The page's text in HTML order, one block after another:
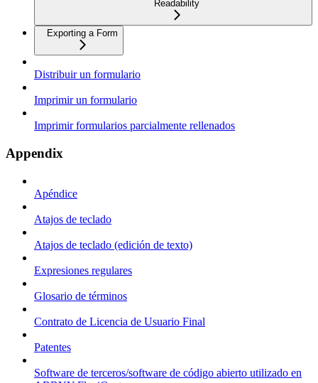
Readability
Exporting a Form
Distribuir un formulario
Imprimir un formulario
Imprimir formularios parcialmente rellenados
Appendix
Apéndice
Atajos de teclado
Atajos de teclado (edición de texto)
Expresiones regulares
Glosario de términos
Contrato de Licencia de Usuario Final
Patentes
Software de terceros/software de código abierto utilizado en